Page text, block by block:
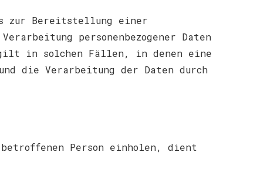
zur Bereitstellung einer
personenbezogener Daten
gilt in solchen Fällen, in denen eine
die Verarbeitung der Daten durch
Person einholen, dient